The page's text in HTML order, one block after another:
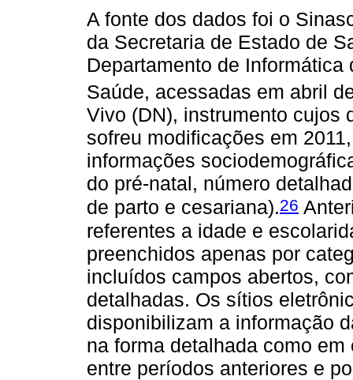
A fonte dos dados foi o
da Secretaria de Estado de
Departamento de
Saúde, acessadas em abril
Vivo (DN), instrumento cujos
sofreu modificações em
informações
do pré-natal, número
de parto e cesariana).26
referentes a idade e
preenchidos apenas por
incluídos campos abertos,
detalhadas. Os sítios
disponibilizam a informação
na forma detalhada como
entre períodos anteriores e